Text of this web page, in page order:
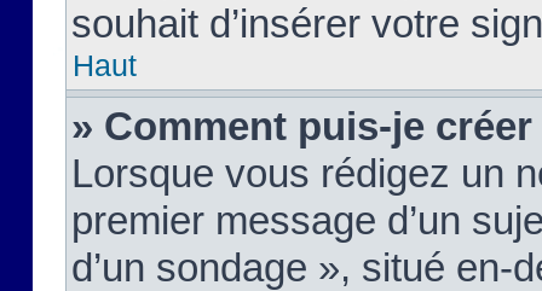
souhait d’insérer votre
Haut
» Comment puis-je
Lorsque vous rédigez un
premier message d’un
d’un sondage », situé en-